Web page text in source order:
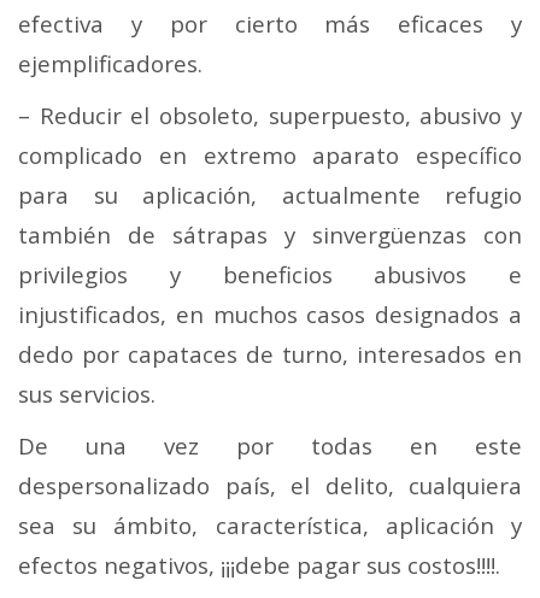
efectiva y por cierto más eficaces y
ejemplificadores.
– Reducir el obsoleto, superpuesto, abusivo y
complicado en extremo aparato específico
para su aplicación, actualmente refugio
también de sátrapas y sinvergüenzas con
privilegios y beneficios abusivos e
injustificados, en muchos casos designados a
dedo por capataces de turno, interesados en
sus servicios.
De una vez por todas en este
despersonalizado país, el delito, cualquiera
sea su ámbito, característica, aplicación y
efectos negativos, ¡¡¡debe pagar sus costos!!!!.